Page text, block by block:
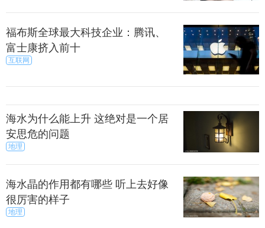
福布斯全球最大科技企业：腾讯、
富士康挤入前十
互联网
海水为什么能上升 这绝对是一个居
安思危的问题
地理
海水晶的作用都有哪些 听上去好像
很厉害的样子
地理